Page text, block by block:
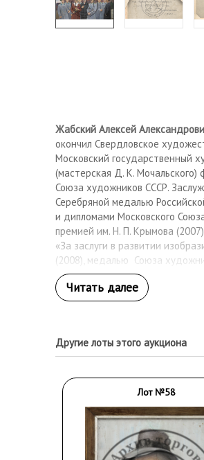
Жабский Алексей
окончил Свердловское
Московский государственный
(мастерская Д. К. Мочальского)
Союза художников СССР.
Серебряной медалью
и дипломами Московского
премией им. Н. П. Крымова
«За заслуги в развитии
(2008), медалью Союза
«За выдающийся вклад в
Другие лоты этого аукциона
Лот №58